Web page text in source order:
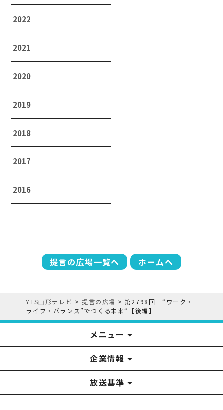
2022
2021
2020
2019
2018
2017
2016
提言の広場一覧へ ホームへ
YTS山形テレビ >提言の広場 > 第2798回 “ワーク・
ライフ・バランス”でつくる未来“【後編】
メニュー
YTSニュース
番組
アナウンサー
プレゼント
イベント
みるるん星人
YTS見学ツアー
番組表
お問い合わせ
企業情報
企業情報
役員構成
YTS山形テレビ SDGs 宣言
採用情報
山形テレビ人権方針
山形テレビ国民保護業務計画提出文
個人情報基本方針
情報セキュリティ基本方針
視聴データの取扱いについて
系列局一覧
中継局一覧
放送基準